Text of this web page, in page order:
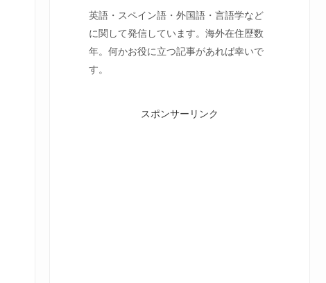
英語・スペイン語・外国語・言語学など
に関して発信しています。海外在住歴数
年。何かお役に立つ記事があれば幸いで
す。
スポンサーリンク